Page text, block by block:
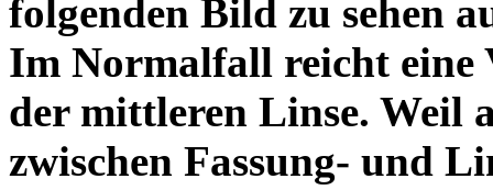
folgenden Bild zu sehen
Im Normalfall reicht eine
der mittleren Linse. Weil
zwischen Fassung- und